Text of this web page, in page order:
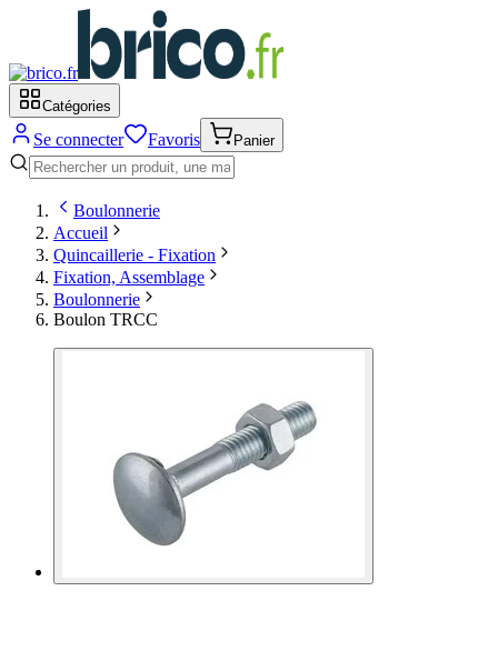
Catégories
Se connecter Favoris Panier
Boulonnerie
Accueil
Quincaillerie - Fixation
Fixation, Assemblage
Boulonnerie
Boulon TRCC